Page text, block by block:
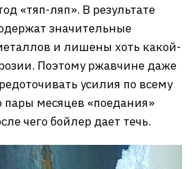
«тяп-ляп». В результате
значительные
и лишены хоть какой-
Поэтому ржавчине даже
усилия по всему
пары месяцев «поедания»
чего бойлер дает течь.